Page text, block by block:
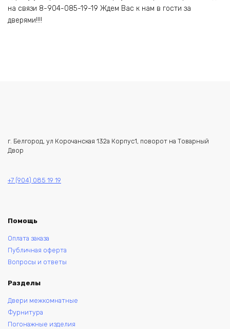
на связи 8-904-085-19-19 Ждем Вас к нам в гости за
дверями!!!!
г. Белгород, ул Корочанская 132а Корпус1, поворот на Товарный
Двор
+7 (904) 085 19 19
Помощь
Оплата заказа
Публичная оферта
Вопросы и ответы
Разделы
Двери межкомнатные
Фурнитура
Погонажные изделия